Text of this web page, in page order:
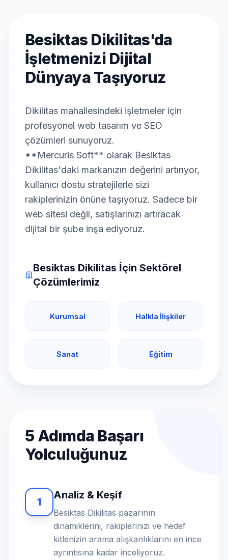
Besiktas Dikilitas'da
İşletmenizi Dijital
Dünyaya Taşıyoruz
Dikilitas mahallesindeki işletmeler için
profesyonel web tasarım ve SEO
çözümleri sunuyoruz.
**Mercuris Soft** olarak Besiktas
Dikilitas'daki markanızın değerini artırıyor,
kullanıcı dostu stratejilerle sizi
rakiplerinizin önüne taşıyoruz. Sadece bir
web sitesi değil, satışlarınızı artıracak
dijital bir şube inşa ediyoruz.
Besiktas Dikilitas İçin Sektörel
Çözümlerimiz
Kurumsal Halkla İlişkiler
Sanat Eğitim
5 Adımda Başarı
Yolculuğunuz
1
Analiz & Keşif
Besiktas Dikilitas pazarının
dinamiklerini, rakiplerinizi ve hedef
kitlenizin arama alışkanlıklarını en ince
ayrıntısına kadar inceliyoruz.